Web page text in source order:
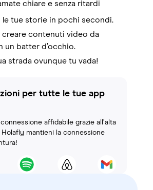
chiare e senza ritardi
le tue storie in pochi secondi.
creare contenuti video da
un batter d’occhio.
strada ovunque tu vada!
per tutte le tue app
affidabile grazie all’alta
Holafly mantieni la connessione